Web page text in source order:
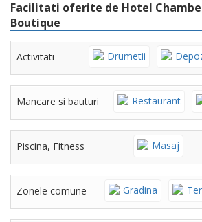
Facilitati oferite de Hotel
Boutique
Activitati Drumetii
Mancare si bauturi Restaurant
Piscina, Fitness Masaj
Zonele comune Gradina